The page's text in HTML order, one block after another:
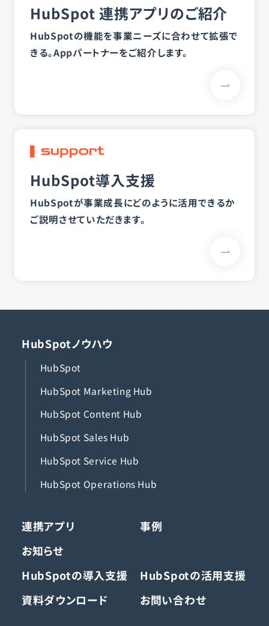
HubSpot 連携アプリのご紹介
HubSpotの機能を事業ニーズに合わせて拡張で
きる。Appパートナーをご紹介します。
HubSpot導入支援
HubSpotが事業成長にどのように活用できるか
ご説明させていただきます。
HubSpotノウハウ
HubSpot
HubSpot Marketing Hub
HubSpot Content Hub
HubSpot Sales Hub
HubSpot Service Hub
HubSpot Operations Hub
連携アプリ
事例
お知らせ
HubSpotの導入支援
HubSpotの活用支援
資料ダウンロード
お問い合わせ